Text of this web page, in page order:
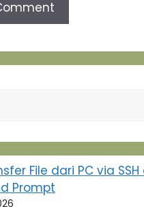
File dari PC via
Prompt